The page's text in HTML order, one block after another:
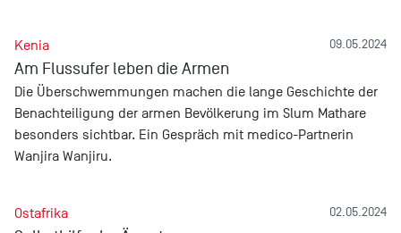
09.05.2024
Kenia
Am Flussufer leben die Armen
Die Überschwemmungen machen die lange Geschichte der
Benachteiligung der armen Bevölkerung im Slum Mathare
besonders sichtbar. Ein Gespräch mit medico-Partnerin
Wanjira Wanjiru.
02.05.2024
Ostafrika